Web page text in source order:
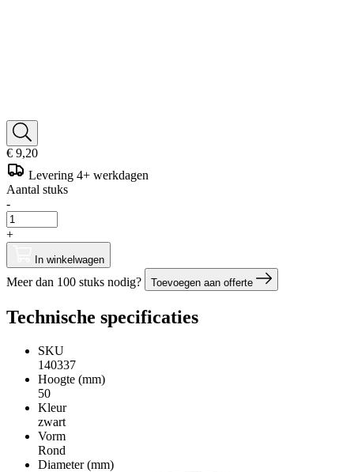
€ 9,20
Levering 4+ werkdagen
Aantal stuks
-
+
In winkelwagen
Meer dan 100 stuks nodig? Toevoegen aan offerte
Technische specificaties
SKU
140337
Hoogte (mm)
50
Kleur
zwart
Vorm
Rond
Diameter (mm)